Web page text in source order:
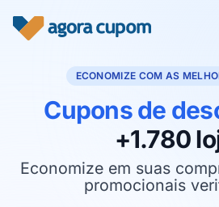
ECONOMIZE COM AS
Cupons de
+1.780
Economize em suas
promocionais